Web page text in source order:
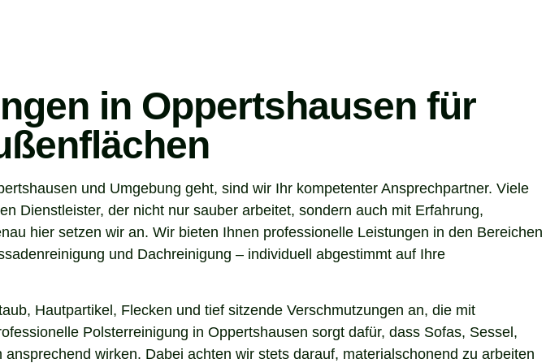
in Oppertshausen für
und Umgebung geht, sind wir Ihr kompetenter Ansprechpartner. Viele
Dienstleister, der nicht nur sauber arbeitet, sondern auch mit Erfahrung,
hier setzen wir an. Wir bieten Ihnen professionelle Leistungen in den Bereichen
und Dachreinigung – individuell abgestimmt auf Ihre
Hautpartikel, Flecken und tief sitzende Verschmutzungen an, die mit
Polsterreinigung in Oppertshausen sorgt dafür, dass Sofas, Sessel,
wirken. Dabei achten wir stets darauf, materialschonend zu arbeiten